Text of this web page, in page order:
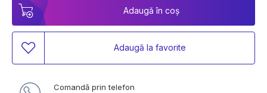
Adaugă în coș
Adaugă la favorite
Comandă prin telefon